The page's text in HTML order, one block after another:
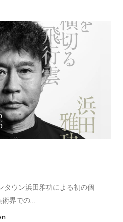
タウン浜田雅功による初の個
術界での…